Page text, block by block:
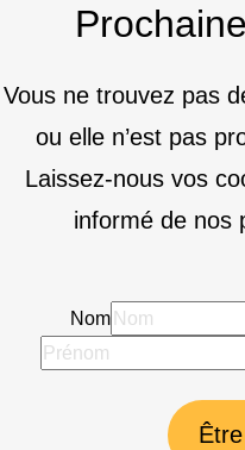
Vous ne trouvez pas
ou elle n’est pas
Laissez-nous vos
informé de nos
Nom